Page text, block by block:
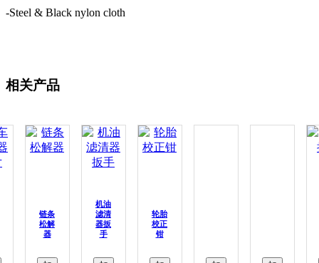
-Steel & Black nylon cloth
相关产品
链条
松解
器
机油
滤清
器扳
手
轮胎
校正
钳